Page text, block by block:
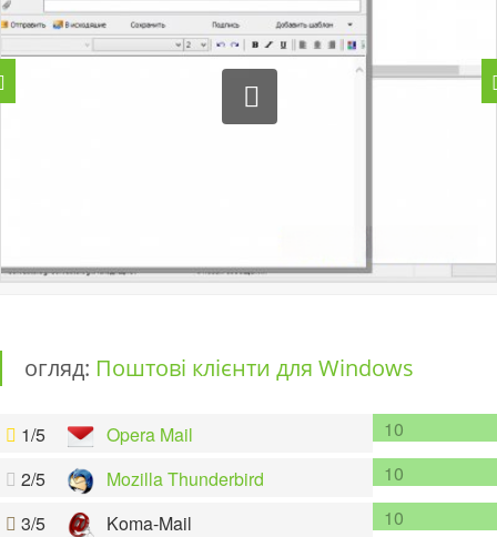
огляд: Поштові клієнти для Windows
1/5
Opera Mail
2/5
Mozilla Thunderbird
3/5
Koma-Mail
10
10
10